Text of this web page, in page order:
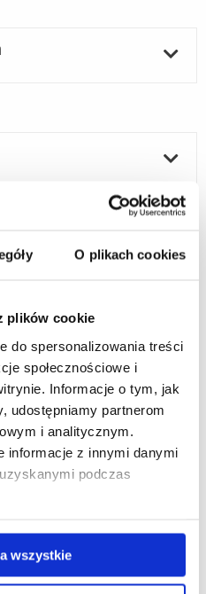
O plikach cookies
plików cookie
do spersonalizowania treści
społecznościowe i
Informacje o tym, jak
udostępniamy partnerom
i analitycznym.
informacje z innymi danymi
podczas
wszystkie